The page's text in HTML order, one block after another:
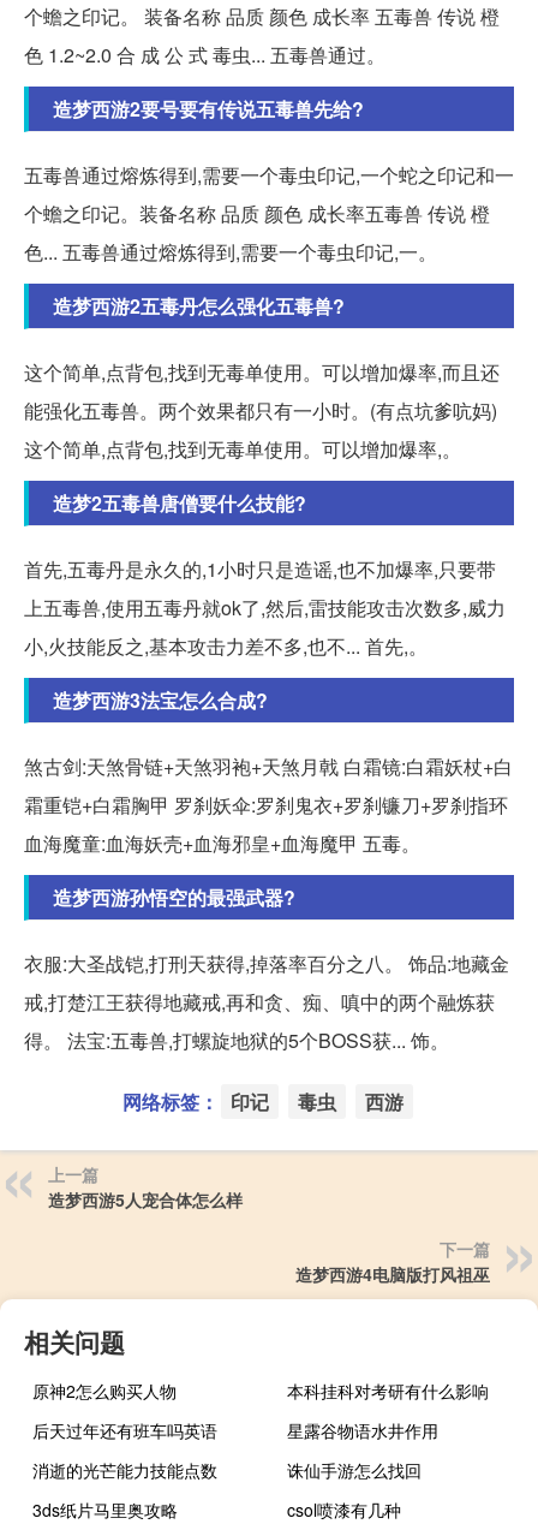
个蟾之印记。 装备名称 品质 颜色 成长率 五毒兽 传说 橙
色 1.2~2.0 合 成 公 式 毒虫... 五毒兽通过。
造梦西游2要号要有传说五毒兽先给?
五毒兽通过熔炼得到,需要一个毒虫印记,一个蛇之印记和一
个蟾之印记。装备名称 品质 颜色 成长率五毒兽 传说 橙
色... 五毒兽通过熔炼得到,需要一个毒虫印记,一。
造梦西游2五毒丹怎么强化五毒兽?
这个简单,点背包,找到无毒单使用。可以增加爆率,而且还
能强化五毒兽。两个效果都只有一小时。(有点坑爹吭妈)
这个简单,点背包,找到无毒单使用。可以增加爆率,。
造梦2五毒兽唐僧要什么技能?
首先,五毒丹是永久的,1小时只是造谣,也不加爆率,只要带
上五毒兽,使用五毒丹就ok了,然后,雷技能攻击次数多,威力
小,火技能反之,基本攻击力差不多,也不... 首先,。
造梦西游3法宝怎么合成?
煞古剑:天煞骨链+天煞羽袍+天煞月戟 白霜镜:白霜妖杖+白
霜重铠+白霜胸甲 罗刹妖伞:罗刹鬼衣+罗刹镰刀+罗刹指环
血海魔童:血海妖壳+血海邪皇+血海魔甲 五毒。
造梦西游孙悟空的最强武器?
衣服:大圣战铠,打刑天获得,掉落率百分之八。 饰品:地藏金
戒,打楚江王获得地藏戒,再和贪、痴、嗔中的两个融炼获
得。 法宝:五毒兽,打螺旋地狱的5个BOSS获... 饰。
网络标签： 印记 毒虫 西游
上一篇
造梦西游5人宠合体怎么样
下一篇
造梦西游4电脑版打风祖巫
相关问题
原神2怎么购买人物
本科挂科对考研有什么影响
后天过年还有班车吗英语
星露谷物语水井作用
消逝的光芒能力技能点数
诛仙手游怎么找回
3ds纸片马里奥攻略
csol喷漆有几种